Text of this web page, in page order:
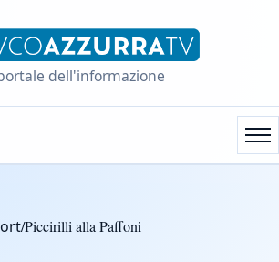
dell'informazione
/Piccirilli alla Paffoni